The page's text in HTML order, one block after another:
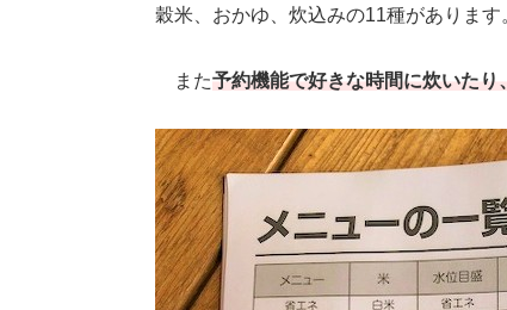
穀米、おかゆ、炊込みの11種があります
また予約機能で好きな時間に炊いた